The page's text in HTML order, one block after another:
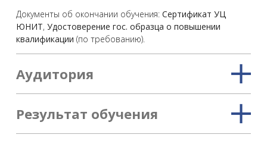
Документы об окончании обучения: Сертификат УЦ
ЮНИТ, Удостоверение гос. образца о повышении
квалификации (по требованию).
Аудитория
Результат обучения